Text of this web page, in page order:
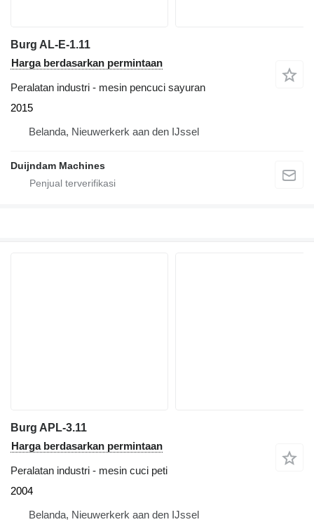
Burg AL-E-1.11
Harga berdasarkan permintaan
Peralatan industri - mesin pencuci sayuran
2015
Belanda, Nieuwerkerk aan den IJssel
Duijndam Machines
Burg APL-3.11
Harga berdasarkan permintaan
Peralatan industri - mesin cuci peti
2004
Belanda, Nieuwerkerk aan den IJssel